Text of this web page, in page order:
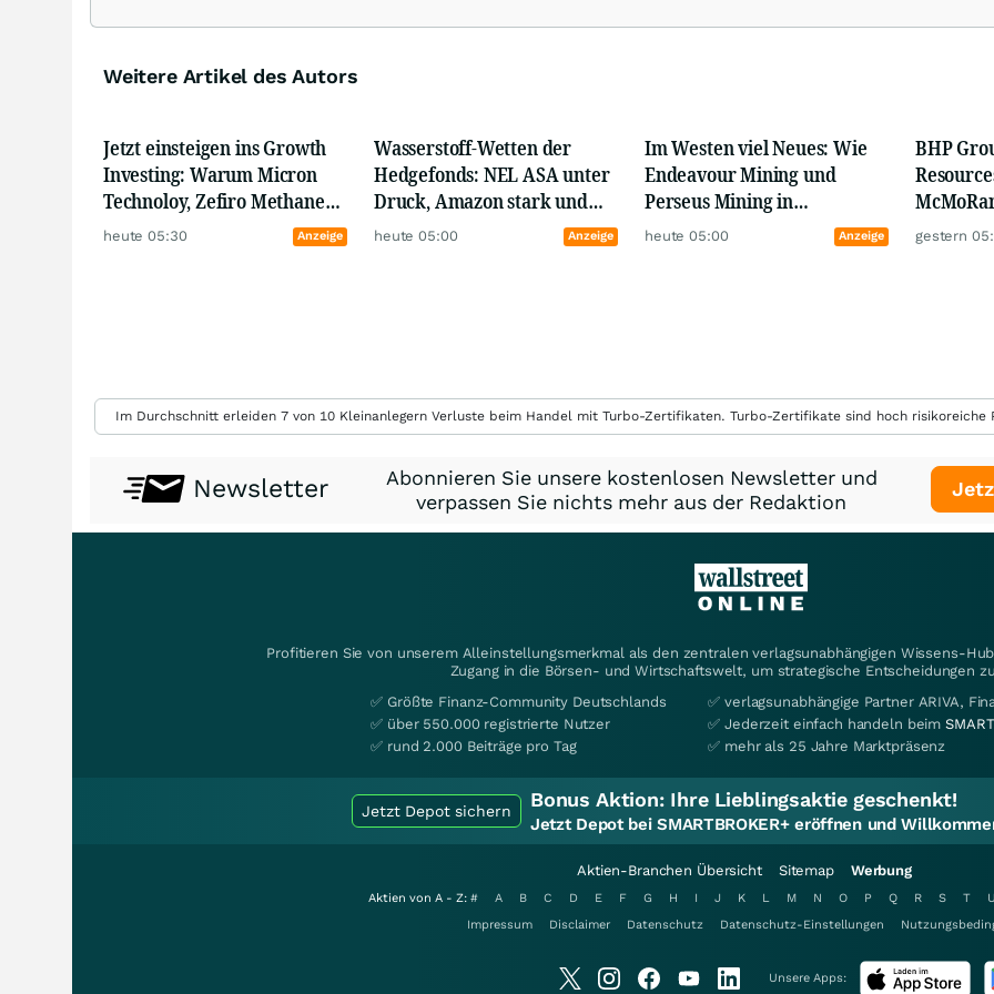
Die Zahl 3 spielt dabei eine konzeptionelle Rolle:
II. mindestens 3 Themen oder Trends werden erwähnt,
III. die Kommentare umfassen jeweils eine Lesedauer von weniger als 3 Minuten.
Wir wünschen gute Unterhaltung und viel Erfolg an der Börse!
Weitere Artikel des Autors
Jetzt einsteigen ins Growth
Investing: Warum Micron
Technoloy, Zefiro Methane
und Bloom Energy Ihr
Portfolio beflügeln können
heute 05:30 Anzeige
Wasserstoff-Wetten der
Hedgefonds: NEL ASA unter
Druck, Amazon stark und
First Hydrogen in
vielversprechender Nische
heute 05:00 Anzeige
Im Westen viel Neues: Wie
Endeavour Mining und
Perseus Mining in
Westafrika Schwerpunkte
setzen – Kobo Resources vor
heute 05:00 Anzeige
BHP
lösen
gestern
Im Durchschnitt erleiden 7 von 10 Kleinanlegern Verluste beim Handel mit Turbo-Zertifikaten. Turbo-Zertifikate sind hoch
Newsletter
Abonnieren Sie unsere kostenlosen Newsletter und
verpassen Sie nichts mehr aus der Redaktion
Profitieren Sie von unserem Alleinstellungsmerkmal als den zentralen verlagsunabhängigen Wissens-
Zugang in die Börsen- und Wirtschaftswelt, um strategische Entscheidungen
✅ Größte Finanz-Community Deutschlands
✅ über 550.000 registrierte Nutzer
✅ rund 2.000 Beiträge pro Tag
✅ verlagsunabhängige Partner ARIVA,
✅ Jederzeit einfach handeln beim
✅ mehr als 25 Jahre Marktpräsenz
Jetzt Depot sichern Bonus Aktion: Ihre Lieblingsaktie geschenkt!
Jetzt Depot bei SMARTBROKER+ eröffnen und
Aktien-Branchen Übersicht Sitemap Werbung
Aktien von A - Z: # A B C D E F G H I J K L M N O P Q R S T U
Impressum
Disclaimer Datenschutz Datenschutz-Einstellungen
Unsere Apps: